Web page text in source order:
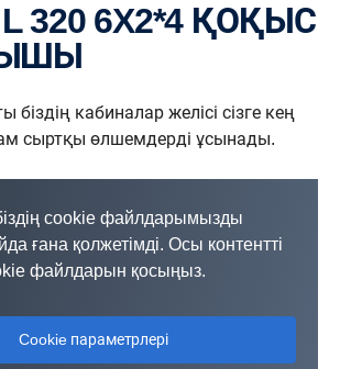
біздің кабиналар желісі сізге кең
сыртқы өлшемдерді ұсынады.
cookie файлдарымызды
ғана қолжетімді. Осы контентті
файлдарын қосыңыз.
Cookie параметрлері